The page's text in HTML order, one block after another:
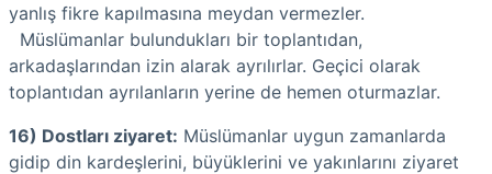
yanlış fikre kapılmasına meydan vermezler.
Müslümanlar bulundukları bir toplantıdan,
arkadaşlarından izin alarak ayrılırlar. Geçici olarak
toplantıdan ayrılanların yerine de hemen oturmazlar.
16) Dostları ziyaret: Müslümanlar uygun zamanlarda
gidip din kardeşlerini, büyüklerini ve yakınlarını ziyaret